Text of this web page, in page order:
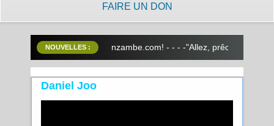
FAIRE UN DON
NOUVELLES :
sur www.lilobayanzambe.com! - - - -"Allez, prêchez, et dites:
Daniel Joo